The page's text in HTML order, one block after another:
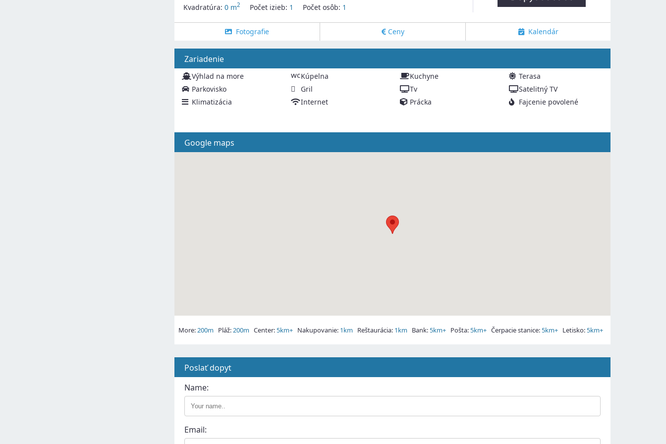
Kvadratúra: 0 m2 Počet izieb: 1 Počet osôb: 1
Fotografie Ceny Kalendár
Zariadenie
Výhlad na more wcKúpelna Kuchyne
Terasa
Parkovisko
Gril Tv
Satelitný TV
Klimatizácia
Internet Prácka Fajcenie povolené
Google maps
More:200m Pláž:200m Center: 5km+ Nakupovanie: 1km Reštaurácia: 1km Bank: 5km+ Pošta: 5km+ Čerpacie stanice: 5km+ Letisko: 5km+
Poslať dopyt
Name:
Email: